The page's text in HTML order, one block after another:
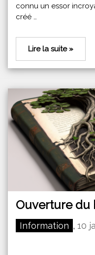
connu un essor
créé …
Lire la suite »
Ouverture du
Information , 10